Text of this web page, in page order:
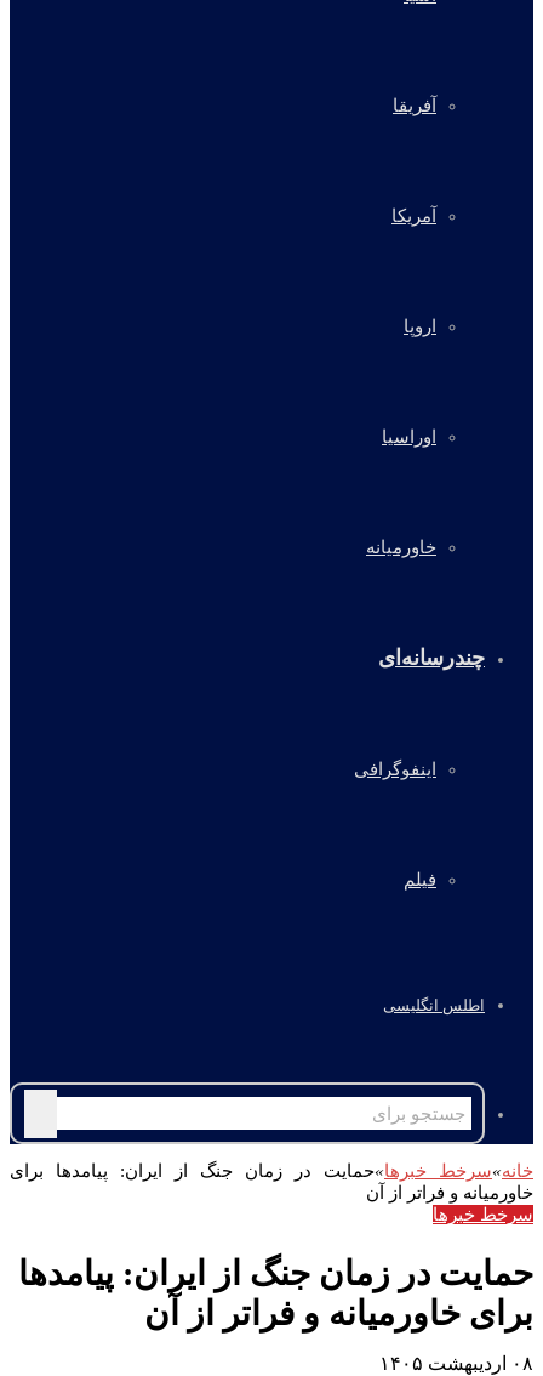
آفریقا
آمریکا
اروپا
اوراسیا
خاورمیانه
چندرسانه‌ای
اینفوگرافی
فیلم
اطلس انگلیسی
برای
خانه»سرخط خبرها»حمایت در زمان جنگ از ایران: پیامدها برای
خاورمیانه و فراتر از آن
سرخط خبرها
حمایت در زمان جنگ از ایران: پیامدها
برای خاورمیانه و فراتر از آن
۰۸ اردیبهشت ۱۴۰۵